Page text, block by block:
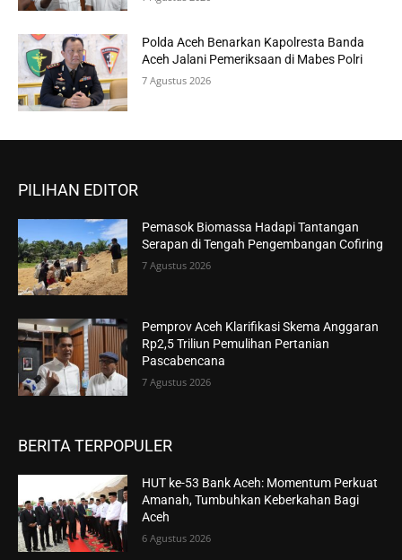
Polda Aceh Benarkan Kapolresta Banda
Aceh Jalani Pemeriksaan di Mabes Polri
7 Agustus 2026
PILIHAN EDITOR
Pemasok Biomassa Hadapi Tantangan
Serapan di Tengah Pengembangan Cofiring
7 Agustus 2026
Pemprov Aceh Klarifikasi Skema Anggaran
Rp2,5 Triliun Pemulihan Pertanian
Pascabencana
7 Agustus 2026
BERITA TERPOPULER
HUT ke-53 Bank Aceh: Momentum Perkuat
Amanah, Tumbuhkan Keberkahan Bagi
Aceh
6 Agustus 2026